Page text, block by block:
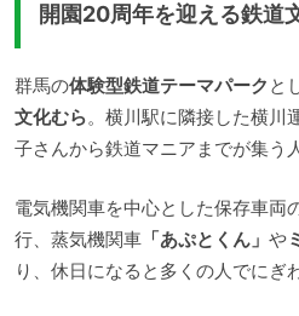
開園20周年を迎える鉄道
群馬の体験型鉄道テーマパーク と
文化むら。横川駅に隣接した横川
子さんから鉄道マニアまでが集う
電気機関車を中心とした保存車両
行、蒸気機関車「あぷとくん」 や
り、休日になると多くの人でにぎ